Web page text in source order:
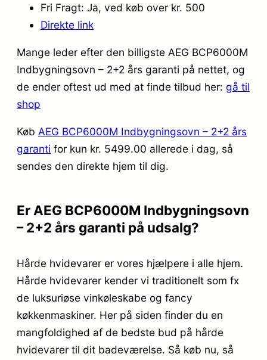
Fri Fragt: Ja, ved køb over kr. 500
Direkte link
Mange leder efter den billigste AEG BCP6000M
Indbygningsovn – 2+2 års garanti på nettet, og
de ender oftest ud med at finde tilbud her: gå til
shop
Køb AEG BCP6000M Indbygningsovn – 2+2 års
garanti for kun kr. 5499.00 allerede i dag, så
sendes den direkte hjem til dig.
Er AEG BCP6000M Indbygningsovn
– 2+2 års garanti på udsalg?
Hårde hvidevarer er vores hjælpere i alle hjem.
Hårde hvidevarer kender vi traditionelt som fx
de luksuriøse vinkøleskabe og fancy
køkkenmaskiner. Her på siden finder du en
mangfoldighed af de bedste bud på hårde
hvidevarer til dit badeværelse. Så køb nu, så